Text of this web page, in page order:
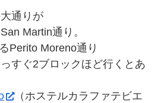
通りが
Martin通り。
Perito Moreno通り
すぐ2ブロックほど行くとあ
（ホステルカラファテビエ